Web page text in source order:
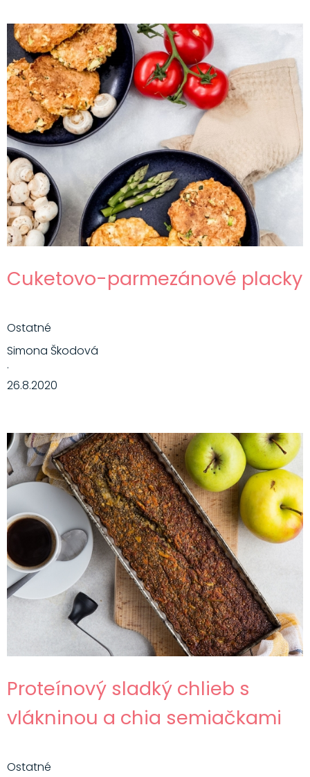
Cuketovo-parmezánové placky
Ostatné
Simona Škodová
·
26.8.2020
Proteínový sladký chlieb s
vlákninou a chia semiačkami
Ostatné